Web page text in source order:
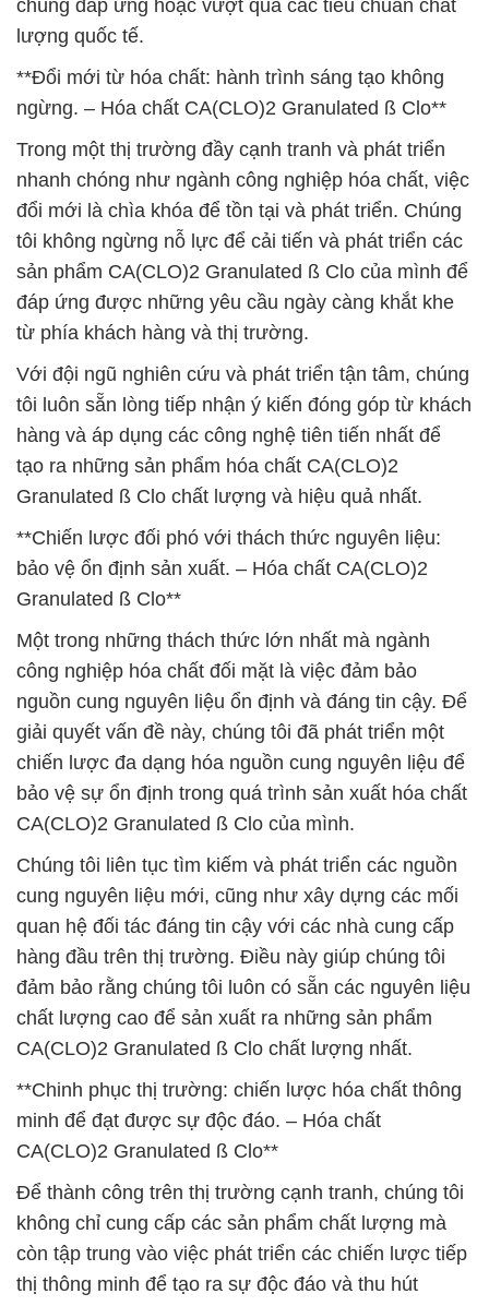
chúng đáp ứng hoặc vượt qua các tiêu chuẩn chất
lượng quốc tế.
**Đổi mới từ hóa chất: hành trình sáng tạo không
ngừng. – Hóa chất CA(CLO)2 Granulated ß Clo**
Trong một thị trường đầy cạnh tranh và phát triển
nhanh chóng như ngành công nghiệp hóa chất, việc
đổi mới là chìa khóa để tồn tại và phát triển. Chúng
tôi không ngừng nỗ lực để cải tiến và phát triển các
sản phẩm CA(CLO)2 Granulated ß Clo của mình để
đáp ứng được những yêu cầu ngày càng khắt khe
từ phía khách hàng và thị trường.
Với đội ngũ nghiên cứu và phát triển tận tâm, chúng
tôi luôn sẵn lòng tiếp nhận ý kiến đóng góp từ khách
hàng và áp dụng các công nghệ tiên tiến nhất để
tạo ra những sản phẩm hóa chất CA(CLO)2
Granulated ß Clo chất lượng và hiệu quả nhất.
**Chiến lược đối phó với thách thức nguyên liệu:
bảo vệ ổn định sản xuất. – Hóa chất CA(CLO)2
Granulated ß Clo**
Một trong những thách thức lớn nhất mà ngành
công nghiệp hóa chất đối mặt là việc đảm bảo
nguồn cung nguyên liệu ổn định và đáng tin cậy. Để
giải quyết vấn đề này, chúng tôi đã phát triển một
chiến lược đa dạng hóa nguồn cung nguyên liệu để
bảo vệ sự ổn định trong quá trình sản xuất hóa chất
CA(CLO)2 Granulated ß Clo của mình.
Chúng tôi liên tục tìm kiếm và phát triển các nguồn
cung nguyên liệu mới, cũng như xây dựng các mối
quan hệ đối tác đáng tin cậy với các nhà cung cấp
hàng đầu trên thị trường. Điều này giúp chúng tôi
đảm bảo rằng chúng tôi luôn có sẵn các nguyên liệu
chất lượng cao để sản xuất ra những sản phẩm
CA(CLO)2 Granulated ß Clo chất lượng nhất.
**Chinh phục thị trường: chiến lược hóa chất thông
minh để đạt được sự độc đáo. – Hóa chất
CA(CLO)2 Granulated ß Clo**
Để thành công trên thị trường cạnh tranh, chúng tôi
không chỉ cung cấp các sản phẩm chất lượng mà
còn tập trung vào việc phát triển các chiến lược tiếp
thị thông minh để tạo ra sự độc đáo và thu hút